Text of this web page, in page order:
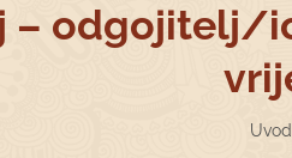
– odgojitelj/